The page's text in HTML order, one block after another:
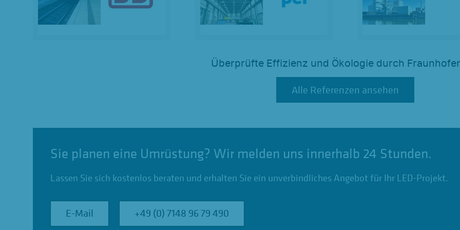
Überprüfte Effizienz und Ökologie durch
Alle Referenzen ansehen
Alle Referenzen ansehen
Sie planen eine Umrüstung? Wir melden uns innerhalb 24 Stunden.
Lassen Sie sich kostenlos beraten und erhalten Sie ein unverbindliches Angebot für Ihr LED-Projekt.
E-Mail
E-Mail +49 (0) 7148 96 79 490
+49 (0) 7148 96 79 490